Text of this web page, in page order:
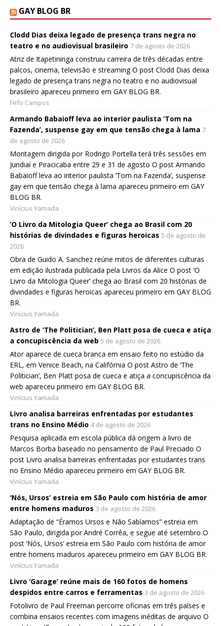
GAY BLOG BR
Clodd Dias deixa legado de presença trans negra no
teatro e no audiovisual brasileiro 7 de agosto de 2026
Atriz de Itapetininga construiu carreira de três décadas entre
palcos, cinema, televisão e streaming O post Clodd Dias deixa
legado de presença trans negra no teatro e no audiovisual
brasileiro apareceu primeiro em GAY BLOG BR.
Fefo Campos
Armando Babaioff leva ao interior paulista ‘Tom na
Fazenda’, suspense gay em que tensão chega à lama 7
de agosto de 2026
Montagem dirigida por Rodrigo Portella terá três sessões em
Jundiaí e Piracicaba entre 29 e 31 de agosto O post Armando
Babaioff leva ao interior paulista ‘Tom na Fazenda’, suspense
gay em que tensão chega à lama apareceu primeiro em GAY
BLOG BR.
Vinícius Yamada
‘O Livro da Mitologia Queer’ chega ao Brasil com 20
histórias de divindades e figuras heroicas 5 de agosto de
2026
Obra de Guido A. Sanchez reúne mitos de diferentes culturas
em edição ilustrada publicada pela Livros da Alice O post ‘O
Livro da Mitologia Queer’ chega ao Brasil com 20 histórias de
divindades e figuras heroicas apareceu primeiro em GAY BLOG
BR.
Vinícius Yamada
Astro de ‘The Politician’, Ben Platt posa de cueca e atiça
a concupiscência da web 5 de agosto de 2026
Ator aparece de cueca branca em ensaio feito no estúdio da
ERL, em Venice Beach, na Califórnia O post Astro de ‘The
Politician’, Ben Platt posa de cueca e atiça a concupiscência da
web apareceu primeiro em GAY BLOG BR.
Vinícius Yamada
Livro analisa barreiras enfrentadas por estudantes
trans no Ensino Médio 4 de agosto de 2026
Pesquisa aplicada em escola pública dá origem a livro de
Marcos Borba baseado no pensamento de Paul Preciado O
post Livro analisa barreiras enfrentadas por estudantes trans
no Ensino Médio apareceu primeiro em GAY BLOG BR.
Vinícius Yamada
‘Nós, Ursos’ estreia em São Paulo com história de amor
entre homens maduros 3 de agosto de 2026
Adaptação de “Éramos Ursos e Não Sabíamos” estreia em
São Paulo, dirigida por André Corrêa, e segue até setembro O
post ‘Nós, Ursos’ estreia em São Paulo com história de amor
entre homens maduros apareceu primeiro em GAY BLOG BR.
Vinícius Yamada
Livro ‘Garage’ reúne mais de 160 fotos de homens
despidos entre carros e ferramentas 3 de agosto de 2026
Fotolivro de Paul Freeman percorre oficinas em três países e
combina ensaios recentes com imagens inéditas de arquivo O